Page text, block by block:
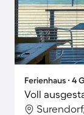
Ferienhaus ∙ 4